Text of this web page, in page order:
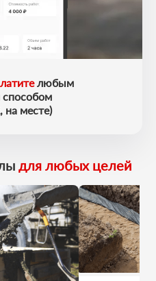
любым
на месте)
для любых целей